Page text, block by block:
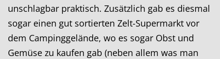
unschlagbar praktisch. Zusätzlich gab es diesmal
sogar einen gut sortierten Zelt-Supermarkt vor
dem Campinggelände, wo es sogar Obst und
Gemüse zu kaufen gab (neben allem was man